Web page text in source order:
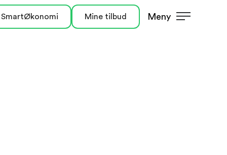
SmartØkonomi Mine tilbud Meny